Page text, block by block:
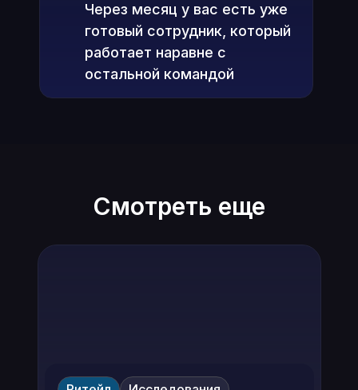
Через месяц у вас есть уже
готовый сотрудник, который
работает наравне с
остальной командой
Смотреть еще